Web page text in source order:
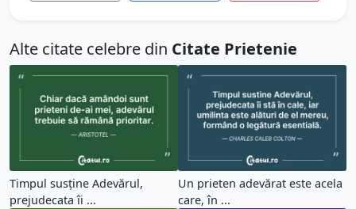
Alte citate celebre din Citate Prietenie
Timpul susține Adevărul,
prejudecata îi ...
Un prieten adevărat este acela
care, în ...